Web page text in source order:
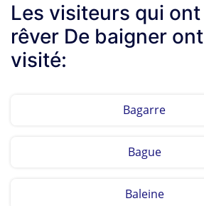
Les visiteurs qui
rêver De baigner
visité:
Bagarre
Bague
Baleine